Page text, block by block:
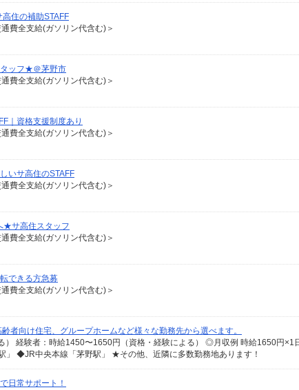
住の補助STAFF
費全支給(ガソリン代含む)＞
タッフ★＠茅野市
費全支給(ガソリン代含む)＞
｜資格支援制度あり
費全支給(ガソリン代含む)＞
いサ高住のSTAFF
費全支給(ガソリン代含む)＞
★サ高住スタッフ
費全支給(ガソリン代含む)＞
できる方急募
費全支給(ガソリン代含む)＞
者向け住宅、グループホームなど様々な勤務先から選べます。
◆JR中央本線「茅野駅」 ★その他、近隣に多数勤務地あります！
日常サポート！